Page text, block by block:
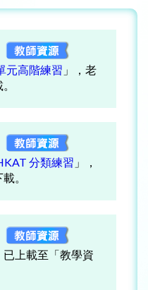
元高階練習 」，老
分類練習 」，
。
已上載至「教學資